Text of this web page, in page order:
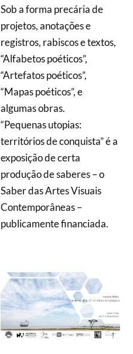
Sob a forma precária de
projetos, anotações e
registros, rabiscos e textos,
“Alfabetos poéticos”,
“Artefatos poéticos”,
“Mapas poéticos”, e
algumas obras.
“Pequenas utopias:
territórios de conquista” é a
exposição de certa
produção de saberes – o
Saber das Artes Visuais
Contemporâneas –
publicamente financiada.